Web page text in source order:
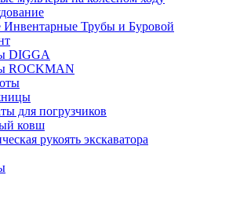
Инвентарные Трубы и Буровой
DIGGA
ROCKMAN
для погрузчиков
ковш
рукоять экскаватора